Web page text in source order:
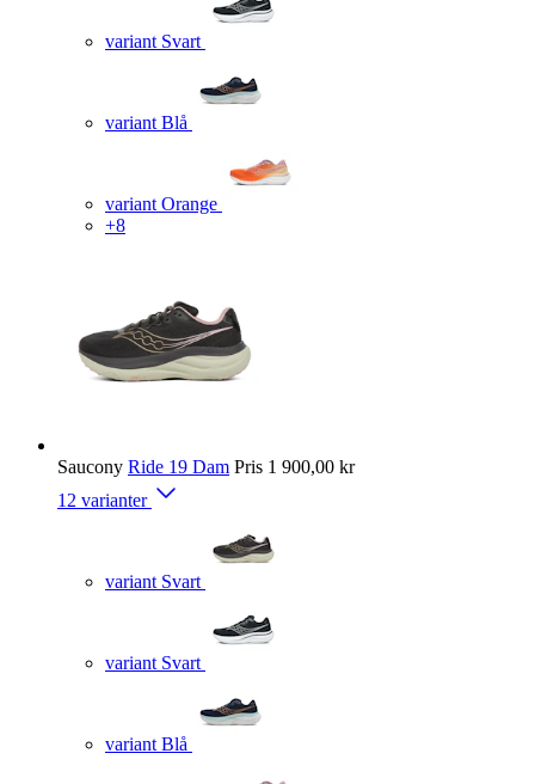
variant Svart
variant Blå
variant Orange
+8
Saucony Ride 19 Dam Pris 1 900,00 kr
12 varianter
variant Svart
variant Svart
variant Blå